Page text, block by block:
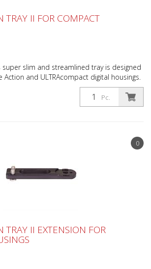
Pc.
TRAY II FOR COMPACT
super slim and streamlined tray is designed
Action and ULTRAcompact digital housings.
0
TRAY II EXTENSION FOR